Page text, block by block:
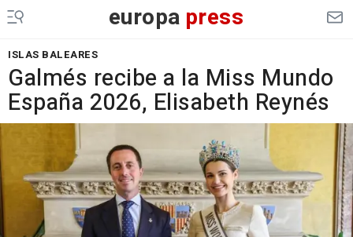
europa press
ISLAS BALEARES
Galmés recibe a la Miss Mundo
España 2026, Elisabeth Reynés